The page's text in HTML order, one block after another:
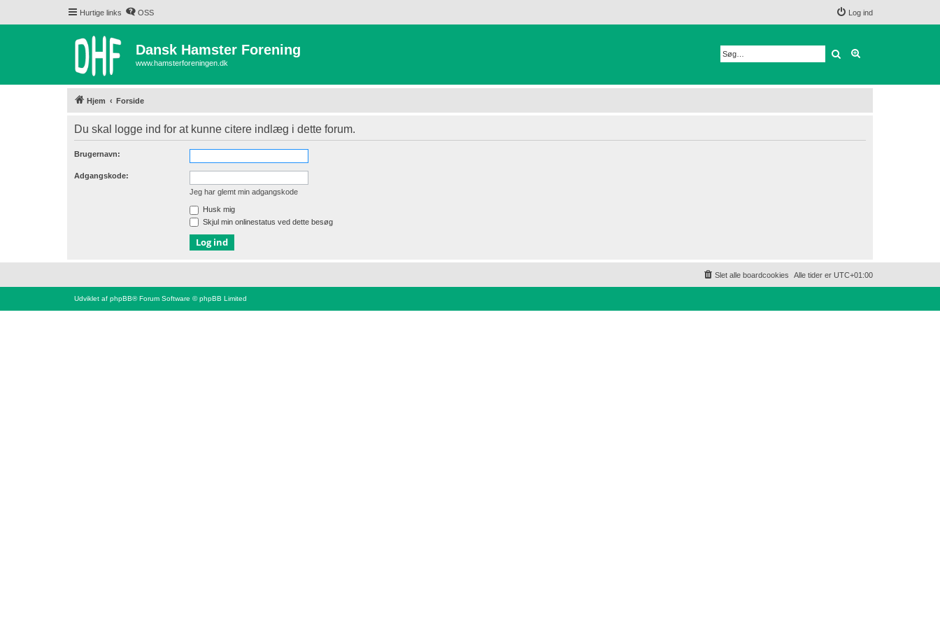
Hurtige links OSS Log ind
Dansk Hamster Forening
www.hamsterforeningen.dk
Søg
Hjem Forside
Du skal logge ind for at kunne citere indlæg i dette forum.
Brugernavn:
Adgangskode:
Jeg har glemt min adgangskode
Husk mig
Skjul min onlinestatus ved dette besøg
Alle tider er UTC+01:00
Slet alle boardcookies
Udviklet af phpBB® Forum Software © phpBB Limited